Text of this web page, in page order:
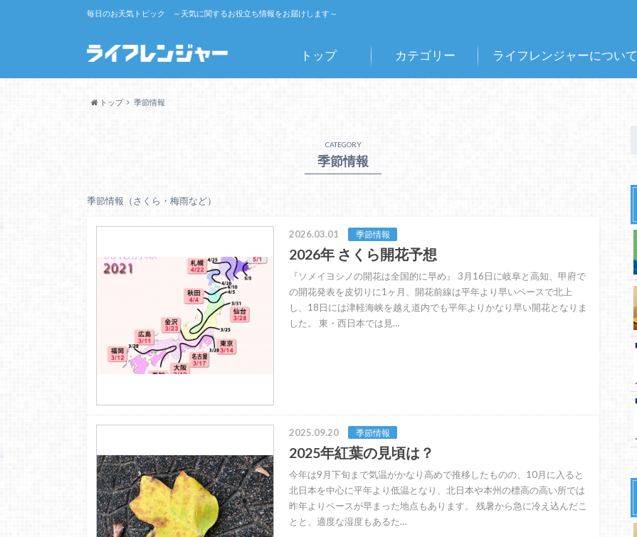
毎日のお天気トピック ～天気に関するお役立ち情報をお届けします～
トップ カテゴリー ライフレンジャーについて
トップ 季節情報
CATEGORY
季節情報
季節情報（さくら・梅雨など）
2026.03.01 季節情報
2026年 さくら開花予想
『ソメイヨシノの開花は全国的に早め』 3月16日に岐阜と高知、甲府で
の開花発表を皮切りに1ヶ月、開花前線は平年より早いペースで北上
し、18日には津軽海峡を越え道内でも平年よりかなり早い開花となりま
した。 東・西日本では見…
2025.09.20 季節情報
2025年紅葉の見頃は？
今年は9月下旬まで気温がかなり高めで推移したものの、10月に入ると
北日本を中心に平年より低温となり、北日本や本州の標高の高い所では
昨年よりペースが早まった地点もあります。 残暑から急に冷え込んだこ
とと、適度な湿度もあるた…